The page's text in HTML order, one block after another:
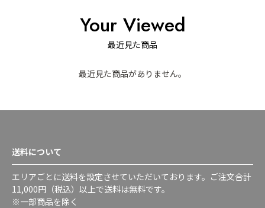
Your Viewed
最近見た商品
最近見た商品がありません。
送料について
エリアごとに送料を設定させていただいております。ご注文合計
11,000円（税込）以上で送料は無料です。
※一部商品を除く